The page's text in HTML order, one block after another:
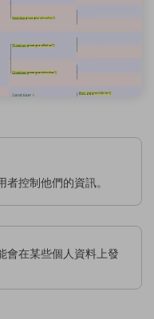
控制他們的資訊。
會在某些個人資料上發